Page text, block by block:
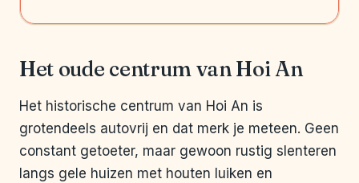
Het oude centrum van Hoi An
Het historische centrum van Hoi An is
grotendeels autovrij en dat merk je meteen. Geen
constant getoeter, maar gewoon rustig slenteren
langs gele huizen met houten luiken en